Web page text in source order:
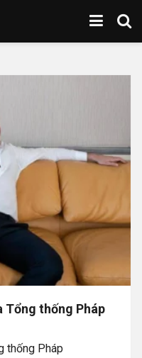
Tổng thống Pháp
thống Pháp